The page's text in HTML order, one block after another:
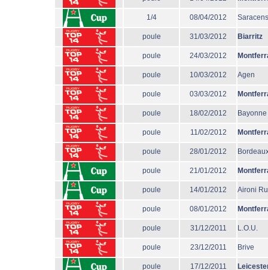
1/4 08/04/2012 Saracens
poule 31/03/2012 Biarritz
poule 24/03/2012
poule 10/03/2012 Agen
poule 03/03/2012
poule 18/02/2012 Bayonne
poule 11/02/2012
poule 28/01/2012
poule 21/01/2012
poule 14/01/2012 Aironi
poule 08/01/2012
poule 31/12/2011 L.O.U.
poule 23/12/2011 Brive
poule 17/12/2011